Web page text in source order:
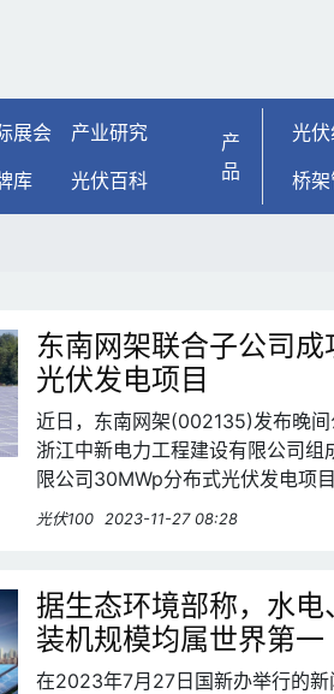
展会
产业研究
库 光伏百科
产
品
光
桥
东南网架联合子公司
光伏发电项目
近日，东南网架(002135)发布晚
浙江中新电力工程建设有限公司组
限公司30MWp分布式光伏发电项
网架在光伏能源领域的强大实力和
光伏100 2023-11-27 08:28
据生态环境部称，水
装机规模均属世界第一
在2023年7月27日国新办举行的